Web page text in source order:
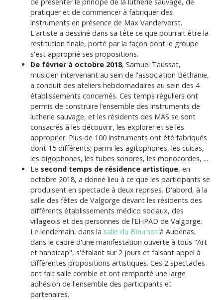
de présenter le principe de la lutherie sauvage, de
pratiquer et de commencer à fabriquer des
instruments en présence de Max Vandervorst.
L'artiste a dessiné dans sa tête ce que pourrait être la
restitution finale, porté par la façon dont le groupe
s'est approprié ses propositions.
De février à octobre 2018, Samuel Taussat,
musicien intervenant au sein de l'association Béthanie,
a conduit des ateliers hebdomadaires au sein des 4
établissements concernés. Ces temps réguliers ont
permis de construire l’ensemble des instruments de
lutherie sauvage, et les résidents des MAS se sont
consacrés à les découvrir, les explorer et se les
approprier. Plus de 100 instruments ont été fabriqués
dont 15 différents; parmi les agitophones, les cüicas,
les bigophones, les tubes sonores, les monocordes, ...
Le second temps de résidence artistique, en
octobre 2018, a donné lieu à ce que les participants se
produisent en spectacle à deux reprises. D'abord, à la
salle des fêtes de Valgorge devant les résidents des
différents établissements médico sociaux, des
villageois et des personnes de l’EHPAD de Valgorge.
Le lendemain, dans la salle du Bournot à Aubenas,
dans le cadre d'une manifestation ouverte à tous "Art
et handicap", s'étalant sur 2 jours et faisant appel à
différentes propositions artistiques. Ces 2 spectacles
ont fait salle comble et ont remporté une large
adhésion de l'ensemble des participants et
partenaires.